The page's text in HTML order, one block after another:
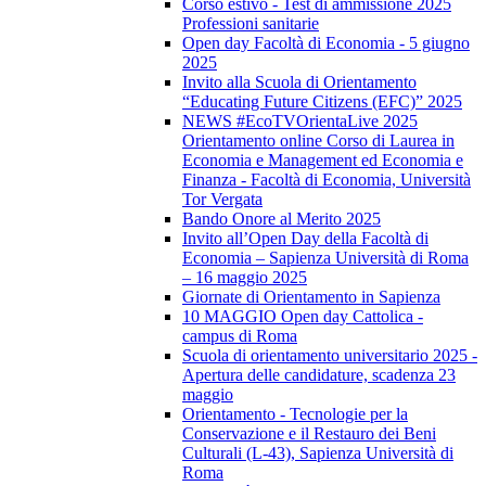
Corso estivo - Test di ammissione 2025
Professioni sanitarie
Open day Facoltà di Economia - 5 giugno
2025
Invito alla Scuola di Orientamento
“Educating Future Citizens (EFC)” 2025
NEWS #EcoTVOrientaLive 2025
Orientamento online Corso di Laurea in
Economia e Management ed Economia e
Finanza - Facoltà di Economia, Università
Tor Vergata
Bando Onore al Merito 2025
Invito all’Open Day della Facoltà di
Economia – Sapienza Università di Roma
– 16 maggio 2025
Giornate di Orientamento in Sapienza
10 MAGGIO Open day Cattolica -
campus di Roma
Scuola di orientamento universitario 2025 -
Apertura delle candidature, scadenza 23
maggio
Orientamento - Tecnologie per la
Conservazione e il Restauro dei Beni
Culturali (L-43), Sapienza Università di
Roma